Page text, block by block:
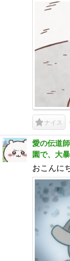
ナイス
愛の伝道
園で、大
おこんに